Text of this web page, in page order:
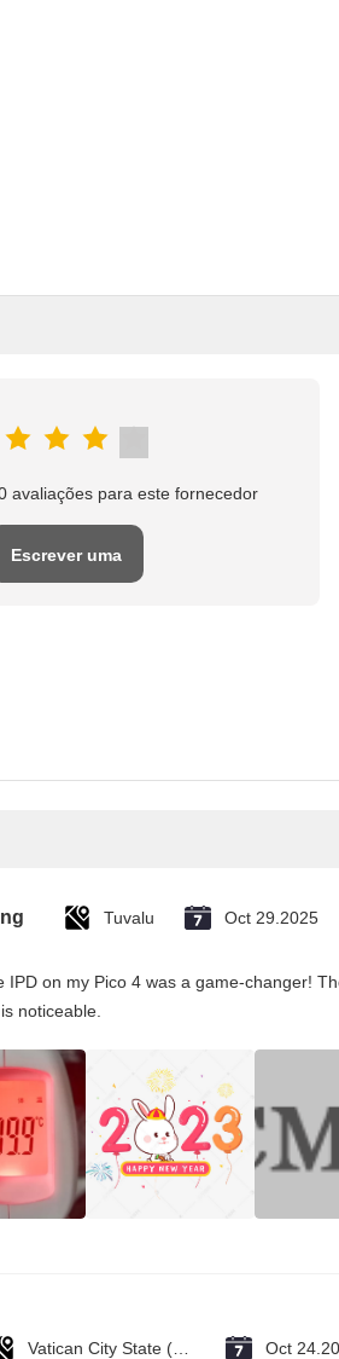
avaliações para este fornecedor
Escrever uma
Tuvalu Oct 29.2025
IPD on my Pico 4 was a game-changer!
noticeable.
Oct